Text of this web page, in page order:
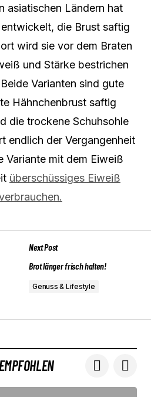
asiatischen Ländern hat
die Brust saftig
wird sie vor dem Braten
und Stärke bestrichen
Varianten sind gute
Hähnchenbrust saftig
die trockene Schuhsohle
endlich der Vergangenheit
Variante mit dem Eiweiß
überschüssiges Eiweiß
Next Post
Brot länger frisch halten!
Genuss & Lifestyle